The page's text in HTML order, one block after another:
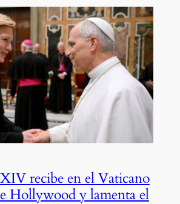
recibe en el Vaticano
Hollywood y lamenta el